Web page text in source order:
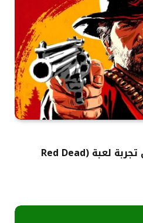
إعدادان بسيطان يغيران تجربة لعبة (Red Dead